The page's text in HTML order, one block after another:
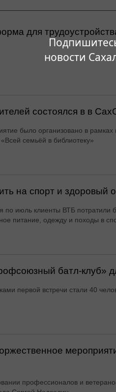
новости
для
состоялся в в
было организовано в рамках
«Всей семьёй в библиотеку»
на спорт и здоровый
по июль клиенты ВТБ потратили
питание, одежду и походы в
батл-клуб»
первой встречи стали 40
профессионалов и